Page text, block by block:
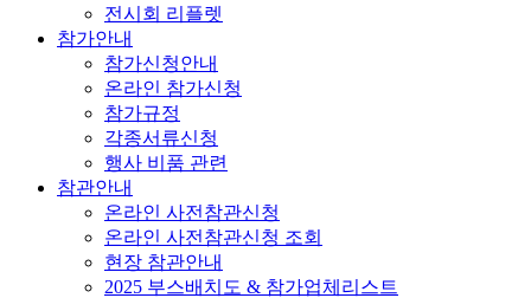
전시회 리플렛
참가안내
참가신청안내
온라인 참가신청
참가규정
각종서류신청
행사 비품 관련
참관안내
온라인 사전참관신청
온라인 사전참관신청 조회
현장 참관안내
2025 부스배치도 & 참가업체리스트